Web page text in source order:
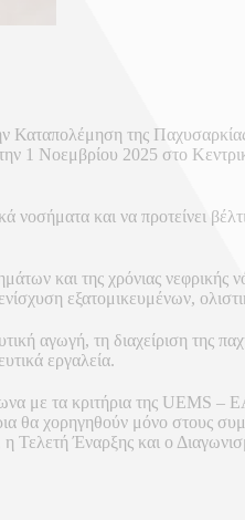
Καταπολέμηση της
1 Νοεμβρίου 2025 στο
και να προτείνει
και της χρόνιας νεφρικής
εξατομικευμένων,
αγωγή, τη διαχείριση της
εργαλεία.
με τα κριτήρια της UEMS –
θα χορηγηθούν μόνο στους
Τελετή Έναρξης και ο